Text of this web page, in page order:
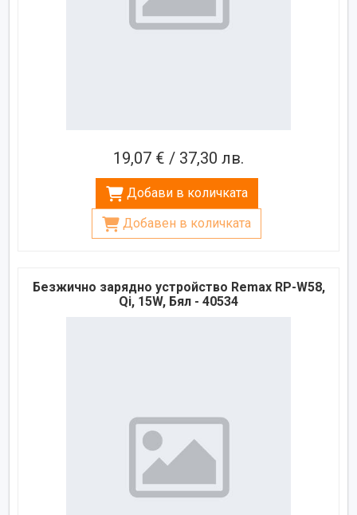
19,07 € / 37,30 лв.
Добави в количката
Добавен в количката
Безжично зарядно устройство Remax RP-W58,
Qi, 15W, Бял - 40534